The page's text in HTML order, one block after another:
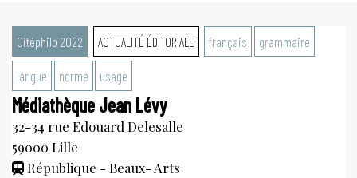
Citéphilo 2022 ACTUALITÉ ÉDITORIALE français grammaire
langue norme usage
Médiathèque Jean Lévy
32-34 rue Edouard Delesalle
59000 Lille
République - Beaux- Arts